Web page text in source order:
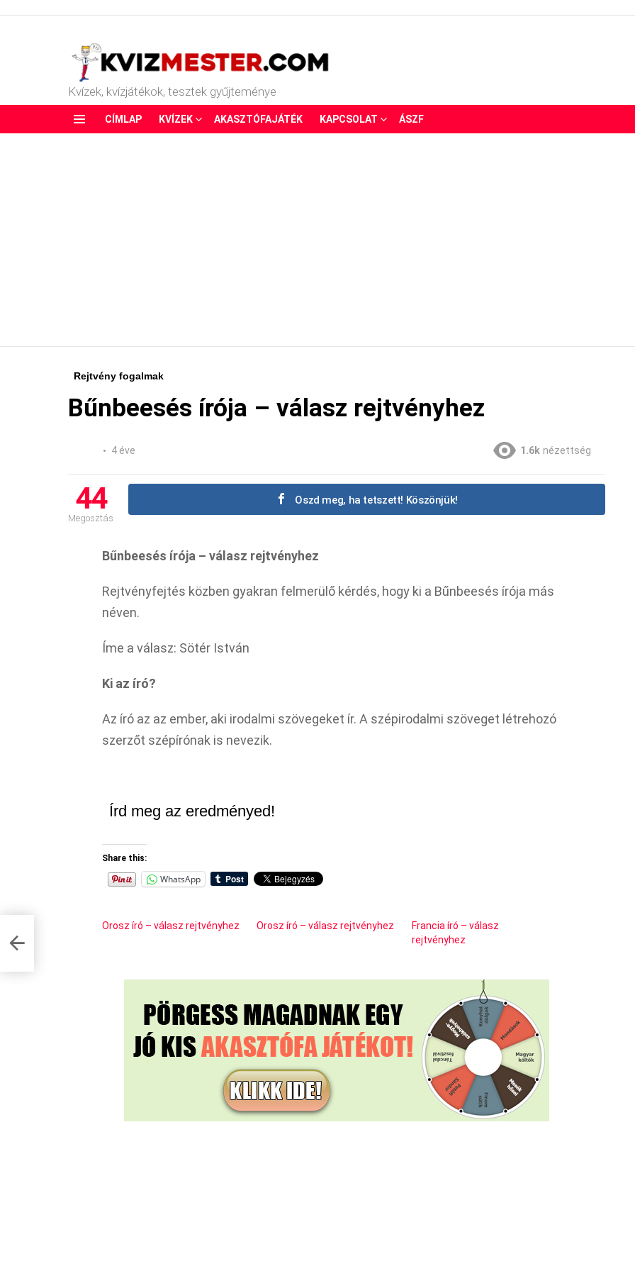
Kvízek, kvízjátékok, tesztek gyűjteménye
CÍMLAP KVÍZEK AKASZTÓFAJÁTÉK KAPCSOLAT ÁSZF
Rejtvény fogalmak
Bűnbeesés írója – válasz rejtvényhez
4 éve 1.6k nézettség
44
Megosztás
Oszd meg, ha tetszett! Köszönjük!
Bűnbeesés írója – válasz rejtvényhez
Rejtvényfejtés közben gyakran felmerülő kérdés, hogy ki a Bűnbeesés írója más
néven.
Íme a válasz: Sötér István
Ki az író?
Az író az az ember, aki irodalmi szövegeket ír. A szépirodalmi szöveget létrehozó
szerzőt szépírónak is nevezik.
Írd meg az eredményed!
Share this:
WhatsApp
Orosz író – válasz rejtvényhez Orosz író – válasz rejtvényhez
Francia író – válasz
rejtvényhez